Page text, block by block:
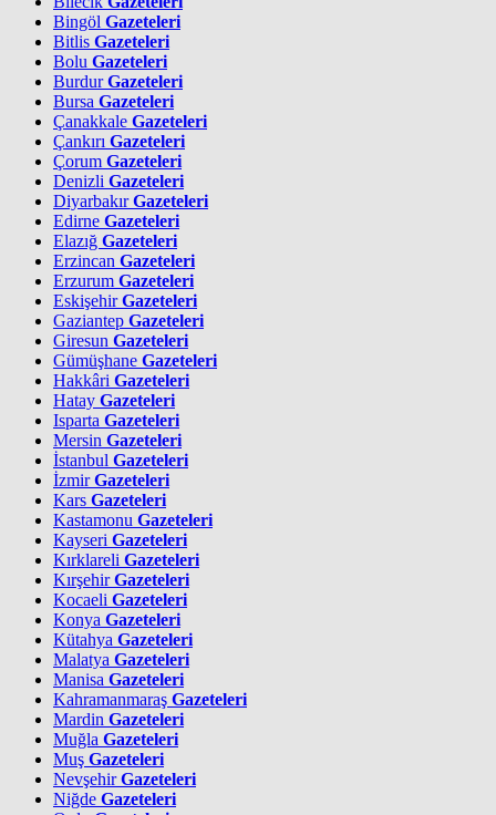
Bingöl Gazeteleri
Bitlis Gazeteleri
Bolu Gazeteleri
BurdurGazeteleri
Bursa Gazeteleri
Çanakkale Gazeteleri
Çankırı Gazeteleri
Çorum Gazeteleri
Denizli Gazeteleri
DiyarbakırGazeteleri
Edirne Gazeteleri
Elazığ Gazeteleri
Erzincan Gazeteleri
Erzurum Gazeteleri
EskişehirGazeteleri
Gaziantep Gazeteleri
Giresun Gazeteleri
Gümüşhane Gazeteleri
Hakkâri Gazeteleri
Hatay Gazeteleri
Isparta Gazeteleri
Mersin Gazeteleri
İstanbul Gazeteleri
İzmirGazeteleri
Kars Gazeteleri
Kastamonu Gazeteleri
Kayseri Gazeteleri
Kırklareli Gazeteleri
KırşehirGazeteleri
Kocaeli Gazeteleri
Konya Gazeteleri
Kütahya Gazeteleri
Malatya Gazeteleri
Manisa Gazeteleri
Kahramanmaraş Gazeteleri
Mardin Gazeteleri
Muğla Gazeteleri
Muş Gazeteleri
NevşehirGazeteleri
Niğde Gazeteleri